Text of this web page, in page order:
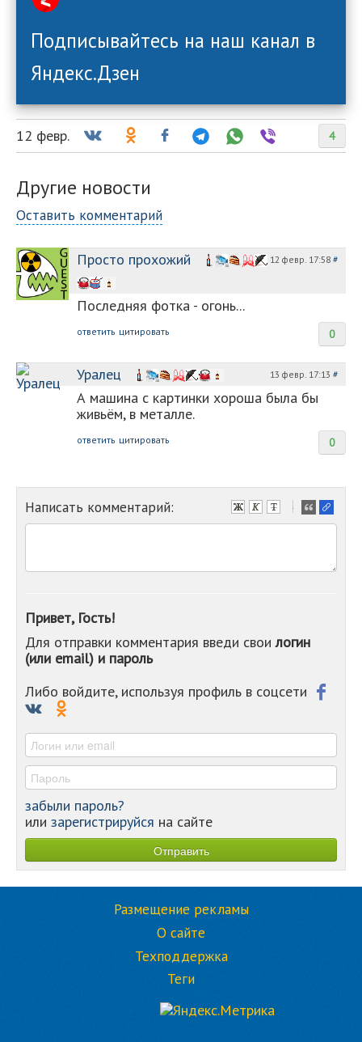
Подписывайтесь на наш канал в
Яндекс.Дзен
4
12 февр.
Другие новости
Оставить комментарий
Просто прохожий 12 февр. 17:58 #
Последняя фотка - огонь...
0
ответить цитировать
Уралец 13 февр. 17:13 #
А машина с картинки хороша была бы
живьём, в металле.
0
ответить цитировать
Написать комментарий:
-
-
-
-
-
Привет, Гость!
Для отправки комментария введи своилогин
(или email) и пароль
Либо войдите, используя профиль в соцсети
забыли пароль?
или зарегистрируйся на сайте
Размещение рекламы
О сайте
Техподдержка
Теги